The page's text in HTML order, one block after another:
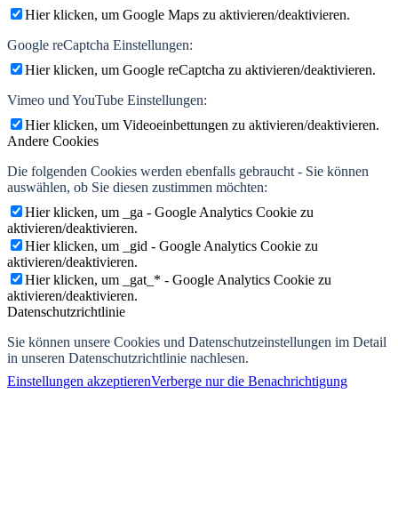
Hier klicken, um Google Maps zu aktivieren/deaktivieren.
Google reCaptcha Einstellungen:
Hier klicken, um Google reCaptcha zu aktivieren/deaktivieren.
Vimeo und YouTube Einstellungen:
Hier klicken, um Videoeinbettungen zu aktivieren/deaktivieren.
Andere Cookies
Die folgenden Cookies werden ebenfalls gebraucht - Sie können
auswählen, ob Sie diesen zustimmen möchten:
Hier klicken, um _ga - Google Analytics Cookie zu
aktivieren/deaktivieren.
Hier klicken, um _gid - Google Analytics Cookie zu
aktivieren/deaktivieren.
Hier klicken, um _gat_* - Google Analytics Cookie zu
aktivieren/deaktivieren.
Datenschutzrichtlinie
Sie können unsere Cookies und Datenschutzeinstellungen im Detail
in unseren Datenschutzrichtlinie nachlesen.
Einstellungen akzeptierenVerberge nur die Benachrichtigung